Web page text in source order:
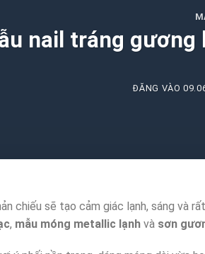
nail tráng gương
ĐĂNG VÀO
chiếu sẽ tạo cảm giác lạnh, sáng và
, mẫu móng metallic lạnh và sơn